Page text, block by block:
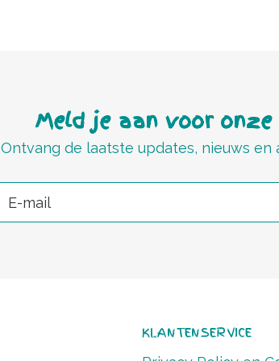
Meld je aan voor
Ontvang de laatste updates, nieuws en
KLANTENSERVICE